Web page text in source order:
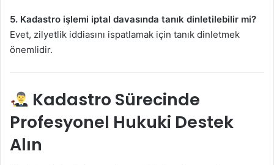
5. Kadastro işlemi iptal davasında tanık dinletilebilir mi?
Evet, zilyetlik iddiasını ispatlamak için tanık dinletmek
önemlidir.
Kadastro Sürecinde
Profesyonel Hukuki Destek
Alın